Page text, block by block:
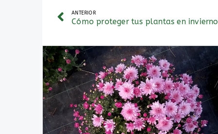
ANTERIOR
Cómo proteger tus plantas en invierno